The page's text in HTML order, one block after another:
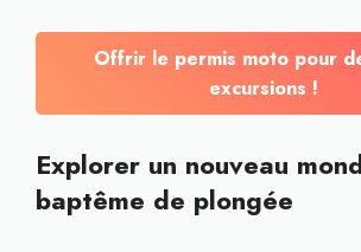
Offrir le permis moto pour
excursions !
Explorer un nouveau
baptême de plongée